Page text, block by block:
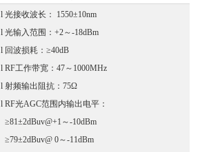
l光接收波长：
1550±10nm
l光输入范围：+2～-18dBm
l 回波损耗：≥40dB
lRF工作带宽：47～1000MHz
l射频输出阻抗：75Ω
lRF光AGC范围内输出电平：
≥81±2dBuv@+1～-10dBm
≥79±2dBuv@ 0～-11dBm